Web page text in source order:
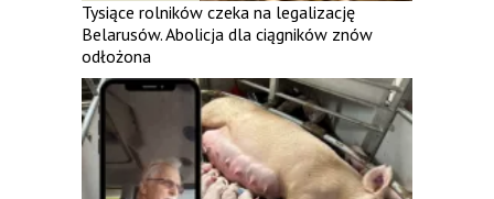
Tysiące rolników czeka na legalizację
Belarusów. Abolicja dla ciągników znów
odłożona